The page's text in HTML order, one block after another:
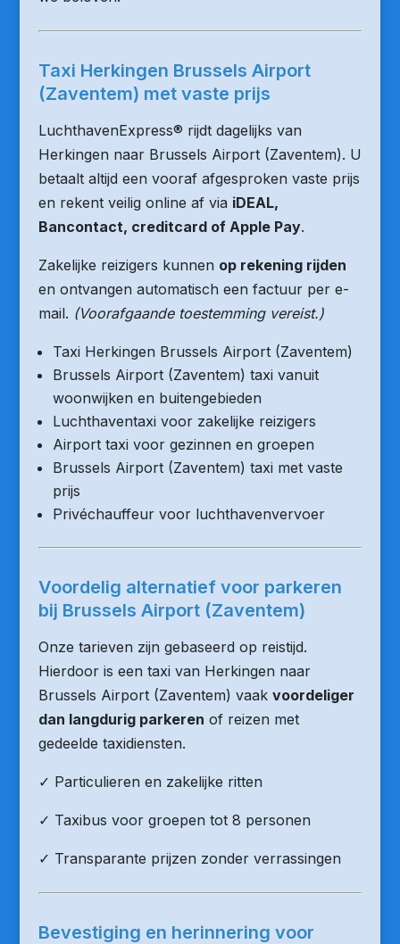
Taxi Herkingen Brussels Airport
(Zaventem) met vaste prijs
LuchthavenExpress® rijdt dagelijks van
Herkingen naar Brussels Airport (Zaventem). U
betaalt altijd een vooraf afgesproken vaste prijs
en rekent veilig online af via iDEAL,
Bancontact, creditcard of Apple Pay.
Zakelijke reizigers kunnen op rekening rijden
en ontvangen automatisch een factuur per e-
mail. (Voorafgaande toestemming vereist.)
Taxi Herkingen Brussels Airport (Zaventem)
Brussels Airport (Zaventem) taxi vanuit
woonwijken en buitengebieden
Luchthaventaxi voor zakelijke reizigers
Airport taxi voor gezinnen en groepen
Brussels Airport (Zaventem) taxi met vaste
prijs
Privéchauffeur voor luchthavenvervoer
Voordelig alternatief voor parkeren
bij Brussels Airport (Zaventem)
Onze tarieven zijn gebaseerd op reistijd.
Hierdoor is een taxi van Herkingen naar
Brussels Airport (Zaventem) vaak voordeliger
dan langdurig parkeren of reizen met
gedeelde taxidiensten.
✓ Particulieren en zakelijke ritten
✓ Taxibus voor groepen tot 8 personen
✓ Transparante prijzen zonder verrassingen
Bevestiging en herinnering voor